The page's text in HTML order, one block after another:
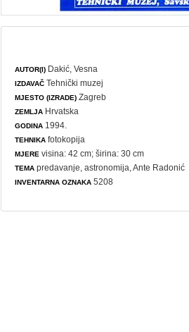
AUTOR(I) Dakić, Vesna
IZDAVAČ Tehnički muzej
MJESTO (IZRADE) Zagreb
ZEMLJA Hrvatska
GODINA 1994.
TEHNIKA fotokopija
MJERE visina: 42 cm; širina: 30 cm
TEMA predavanje ,astronomija , Ante Radonić
INVENTARNA OZNAKA 5208